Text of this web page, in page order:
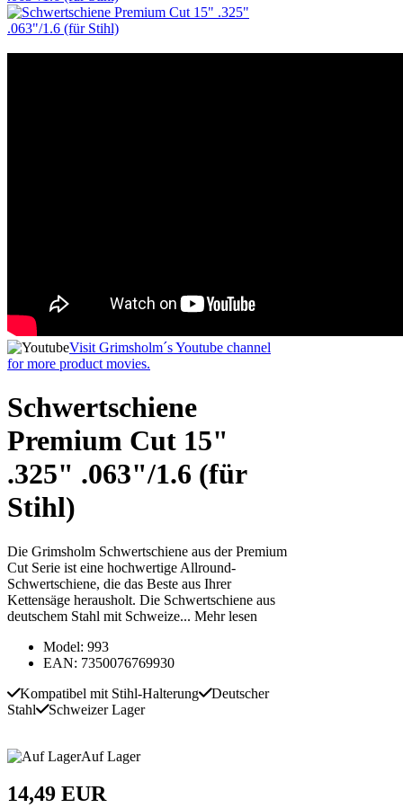
Visit Grimsholm´s Youtube channel
for more product movies.
Schwertschiene
Premium Cut 15"
.325" .063"/1.6 (für
Stihl)
Die Grimsholm Schwertschiene aus der Premium
Cut Serie ist eine hochwertige Allround-
Schwertschiene, die das Beste aus Ihrer
Kettensäge herausholt. Die Schwertschiene aus
deutschem Stahl mit Schweize... Mehr lesen
Model: 993
EAN: 7350076769930
Kompatibel mit Stihl-Halterung
Deutscher
Stahl
Schweizer Lager
Auf Lager
14,49 EUR